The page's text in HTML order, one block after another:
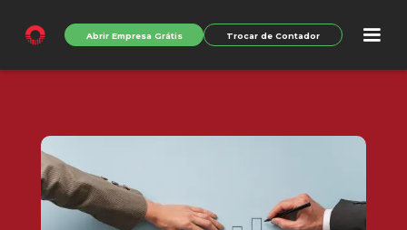
Abrir Empresa Grátis Trocar de Contador